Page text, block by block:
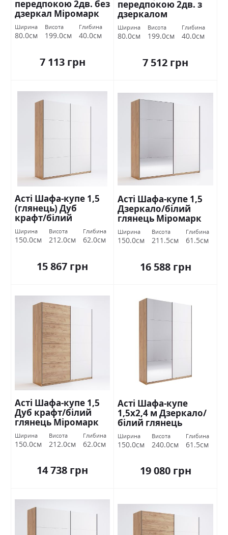
передпокою 2дв. без
дзеркал Міромарк
Ширина
80.0см
Висота
199.0см
Глибина
40.0см
7 113 грн
передпокою 2дв. з
дзеркалом
Міромарк
Ширина
80.0см
Висота
199.0см
Глибина
40.0см
7 512 грн
Асті Шафа-купе 1,5
(глянець) Дуб
крафт/білий
глянець Міромарк
Ширина
150.0см
Висота
212.0см
Глибина
62.0см
15 867 грн
Асті Шафа-купе 1,5
Дзеркало/білий
глянець Міромарк
Ширина
150.0см
Висота
211.5см
Глибина
61.5см
16 588 грн
Асті Шафа-купе 1,5
Дуб крафт/білий
глянець Міромарк
Ширина
150.0см
Висота
212.0см
Глибина
62.0см
14 738 грн
Асті Шафа-купе
1,5х2,4 м Дзеркало/
білий глянець
Міромарк
Ширина
150.0см
Висота
240.0см
Глибина
61.5см
19 080 грн